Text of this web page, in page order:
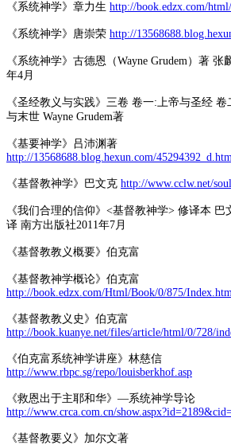
《系统神学》章力生 http://book.edzx.com/
《系统神学》唐崇荣 http://
《系统神学》古德恩（Wayne Grudem）著
年4月
《圣经教义与实践》三卷 卷一:上帝与圣经
与末世 Wayne Grudem著
《基要神学》吕沛渊著
http://13568688.blog.hexun.com/
《基督教神学》巴文克 http://www.cclw.net/
《我们合理的信仰》<基督教神学> 修译本
译 南方出版社2011年7月
《基督教教义概要》伯克富
《基督教神学概论》伯克富
http://book.edzx.com/Html/Book/0/875/
《基督教教义史》伯克富
http://book.kuanye.net/files/article/html/0/728/
《伯克富系统神学讲座》林慈信
http://www.rbpc.sg/repo/louisberkhof.asp
《救恩出于主耶和华》—系统神学导论
http://www.crca.com.cn/
《基督教要义》加尔文著